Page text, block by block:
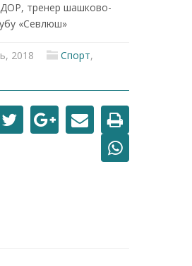
тренер шашково-
«Севлюш»
2018 Спорт,